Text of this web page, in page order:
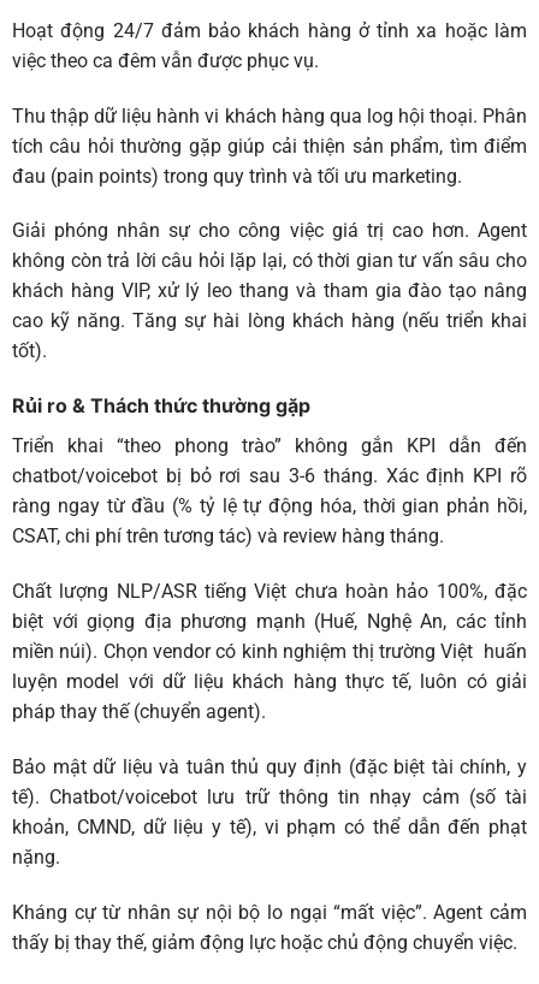
Hoạt động 24/7 đảm bảo khách hàng ở tỉnh xa hoặc làm
việc theo ca đêm vẫn được phục vụ.
Thu thập dữ liệu hành vi khách hàng qua log hội thoại. Phân
tích câu hỏi thường gặp giúp cải thiện sản phẩm, tìm điểm
đau (pain points) trong quy trình và tối ưu marketing.
Giải phóng nhân sự cho công việc giá trị cao hơn. Agent
không còn trả lời câu hỏi lặp lại, có thời gian tư vấn sâu cho
khách hàng VIP, xử lý leo thang và tham gia đào tạo nâng
cao kỹ năng. Tăng sự hài lòng khách hàng (nếu triển khai
tốt).
Rủi ro & Thách thức thường gặp
Triển khai “theo phong trào” không gắn KPI dẫn đến
chatbot/voicebot bị bỏ rơi sau 3-6 tháng. Xác định KPI rõ
ràng ngay từ đầu (% tỷ lệ tự động hóa, thời gian phản hồi,
CSAT, chi phí trên tương tác) và review hàng tháng.
Chất lượng NLP/ASR tiếng Việt chưa hoàn hảo 100%, đặc
biệt với giọng địa phương mạnh (Huế, Nghệ An, các tỉnh
miền núi). Chọn vendor có kinh nghiệm thị trường Việt huấn
luyện model với dữ liệu khách hàng thực tế, luôn có giải
pháp thay thế (chuyển agent).
Bảo mật dữ liệu và tuân thủ quy định (đặc biệt tài chính, y
tế). Chatbot/voicebot lưu trữ thông tin nhạy cảm (số tài
khoản, CMND, dữ liệu y tế), vi phạm có thể dẫn đến phạt
nặng.
Kháng cự từ nhân sự nội bộ lo ngại “mất việc”. Agent cảm
thấy bị thay thế, giảm động lực hoặc chủ động chuyển việc.